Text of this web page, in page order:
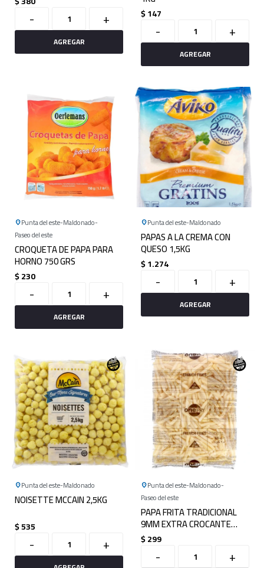
- + $147
- +
Punta del este Maldonado
Paseo del este
CROQUETA DE PAPA PARA
HORNO 750 GRS
$230
- +
Punta del este Maldonado
PAPAS A LA CREMA CON
QUESO 1,5KG
$1.274
- +
Punta del este Maldonado
NOISETTE MCCAIN 2,5KG
$535
- +
Punta del este Maldonado
Paseo del este
PAPA FRITA TRADICIONAL
9MM EXTRA CROCANTE
2,5kg
$299
- +